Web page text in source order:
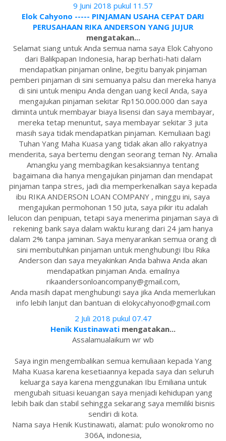
9 Juni 2018 pukul 11.57
Elok Cahyono ----- PINJAMAN USAHA CEPAT DARI
PERUSAHAAN RIKA ANDERSON YANG JUJUR
mengatakan...
Selamat siang untuk Anda semua nama saya Elok Cahyono
dari Balikpapan Indonesia, harap berhati-hati dalam
mendapatkan pinjaman online, begitu banyak pinjaman
pemberi pinjaman di sini semuanya palsu dan mereka hanya
di sini untuk menipu Anda dengan uang kecil Anda, saya
mengajukan pinjaman sekitar Rp150.000.000 dan saya
diminta untuk membayar biaya lisensi dan saya membayar,
mereka tetap menuntut, saya membayar sekitar 3 juta
masih saya tidak mendapatkan pinjaman. Kemuliaan bagi
Tuhan Yang Maha Kuasa yang tidak akan allo rakyatnya
menderita, saya bertemu dengan seorang teman Ny. Amalia
Amangku yang membagikan kesaksiannya tentang
bagaimana dia hanya mengajukan pinjaman dan mendapat
pinjaman tanpa stres, jadi dia memperkenalkan saya kepada
ibu RIKA ANDERSON LOAN COMPANY , minggu ini, saya
mengajukan permohonan 150 juta, saya pikir itu adalah
lelucon dan penipuan, tetapi saya menerima pinjaman saya di
rekening bank saya dalam waktu kurang dari 24 jam hanya
dalam 2% tanpa jaminan. Saya menyarankan semua orang di
sini membutuhkan pinjaman untuk menghubungi Ibu Rika
Anderson dan saya meyakinkan Anda bahwa Anda akan
mendapatkan pinjaman Anda. emailnya
rikaandersonloancompany@gmail.com,
Anda masih dapat menghubungi saya jika Anda memerlukan
info lebih lanjut dan bantuan di elokycahyono@gmail.com
2 Juli 2018 pukul 07.47
Henik Kustinawati mengatakan...
Assalamualaikum wr wb
Saya ingin mengembalikan semua kemuliaan kepada Yang
Maha Kuasa karena kesetiaannya kepada saya dan seluruh
keluarga saya karena menggunakan Ibu Emiliana untuk
mengubah situasi keuangan saya menjadi kehidupan yang
lebih baik dan stabil sehingga sekarang saya memiliki bisnis
sendiri di kota.
Nama saya Henik Kustinawati, alamat: pulo wonokromo no
306A, indonesia,